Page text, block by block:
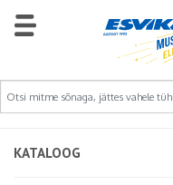
KATALOOG